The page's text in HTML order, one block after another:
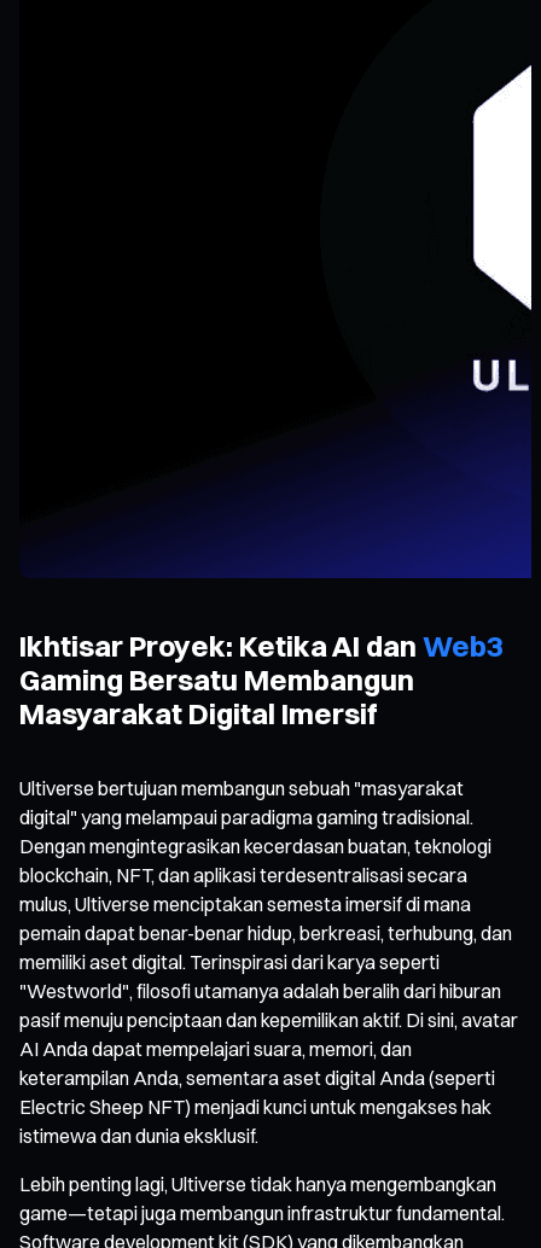
Ikhtisar Proyek: Ketika AI dan Web3
Gaming Bersatu Membangun
Masyarakat Digital Imersif
Ultiverse bertujuan membangun sebuah "masyarakat
digital" yang melampaui paradigma gaming tradisional.
Dengan mengintegrasikan kecerdasan buatan, teknologi
blockchain, NFT, dan aplikasi terdesentralisasi secara
mulus, Ultiverse menciptakan semesta imersif di mana
pemain dapat benar-benar hidup, berkreasi, terhubung, dan
memiliki aset digital. Terinspirasi dari karya seperti
"Westworld", filosofi utamanya adalah beralih dari hiburan
pasif menuju penciptaan dan kepemilikan aktif. Di sini, avatar
AI Anda dapat mempelajari suara, memori, dan
keterampilan Anda, sementara aset digital Anda (seperti
Electric Sheep NFT) menjadi kunci untuk mengakses hak
istimewa dan dunia eksklusif.
Lebih penting lagi, Ultiverse tidak hanya mengembangkan
game—tetapi juga membangun infrastruktur fundamental.
Software development kit (SDK) yang dikembangkan